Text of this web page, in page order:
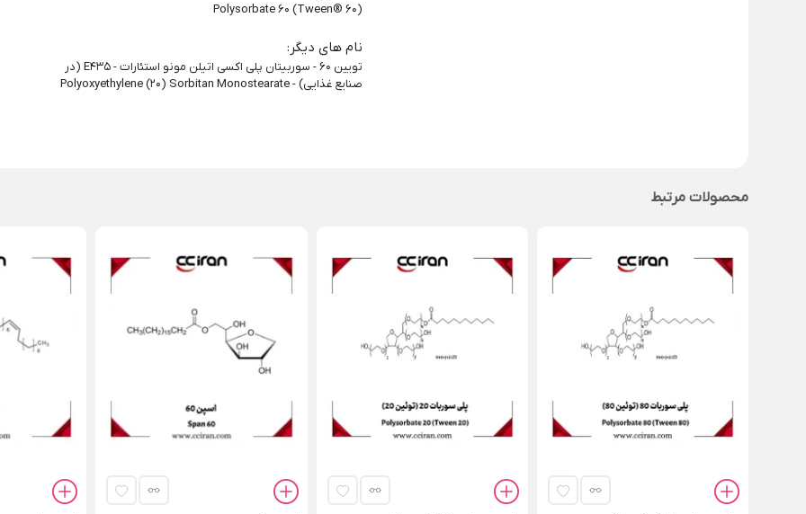
(Polysorbate 60 (Tween® 60
نام های دیگر :
تویین 60 - سوربیتان پلی اکسی اتیلن مونو استئارات - E435 (در
صنایع غذایی) - Polyoxyethylene (20) Sorbitan Monostearate
محصولات مرتبط